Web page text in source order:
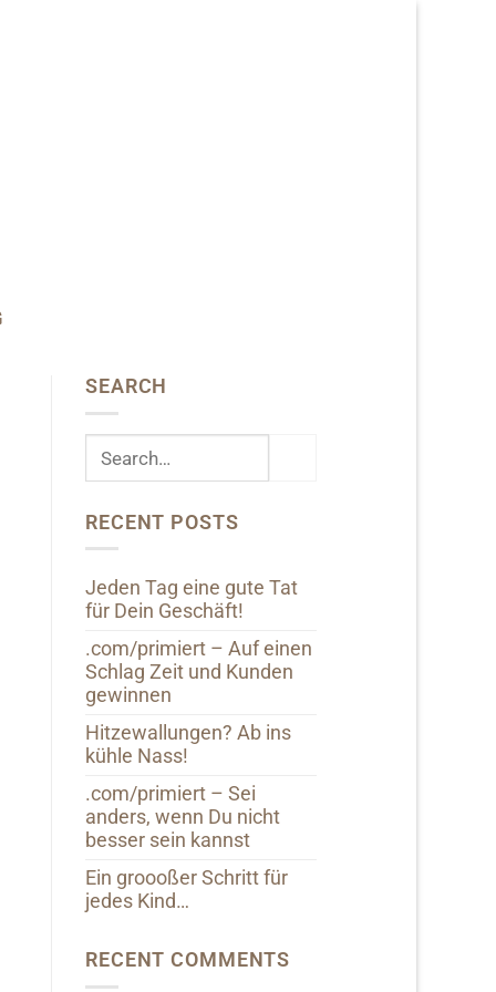
SEARCH
RECENT POSTS
Jeden Tag eine gute Tat
für Dein Geschäft!
.com/primiert – Auf einen
Schlag Zeit und Kunden
gewinnen
Hitzewallungen? Ab ins
kühle Nass!
.com/primiert – Sei
anders, wenn Du nicht
besser sein kannst
Ein groooßer Schritt für
jedes Kind…
RECENT COMMENTS